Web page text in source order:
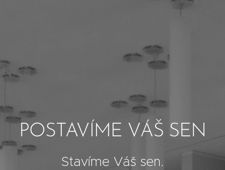
POSTAVÍME VÁŠ SEN
Stavíme Váš sen.